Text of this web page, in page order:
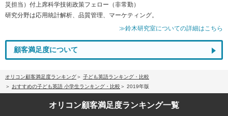
災担当）付上席科学技術政策フェロー（非常勤）
研究分野は応用統計解析、品質管理、マーケティング。
≫鈴木研究室についての詳細はこちら
顧客満足度について
オリコン顧客満足度ランキング
子ども英語ランキング・比較
おすすめの子ども英語 小学生ランキング・比較
2019年版
オリコン顧客満足度ランキング一覧